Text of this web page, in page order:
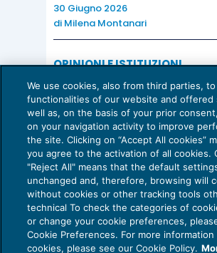
30 Giugno 2026
di Milena Montanari
OPINIONI E ISTITUZIONI
Valorizzare il potenziale
una riflessione sul futuro
consulenza del lavoro
15 Giugno 2026
di Milena Montanari
Privacy Policy
We use cookies, also from third parties,
functionalities of our website and offered
well as, on the basis of your prior
on your navigation activity to improve
the site. Clicking on “Accept All cookies”
you agree to the activation of all cookies.
"Reject All" means that the default
unchanged and, therefore, browsing will
without cookies or other tracking tools
technical To check the categories of
or change your cookie preferences,
Cookie Preferences. For more information
cookies, please see our Cookie Policy.